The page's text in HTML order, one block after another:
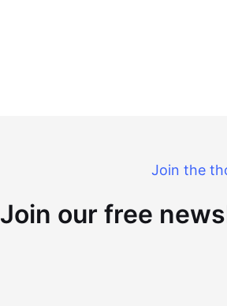
Join the
Join our free